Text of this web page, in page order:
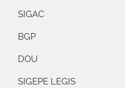
SIGAC
BGP
DOU
SIGEPE LEGIS